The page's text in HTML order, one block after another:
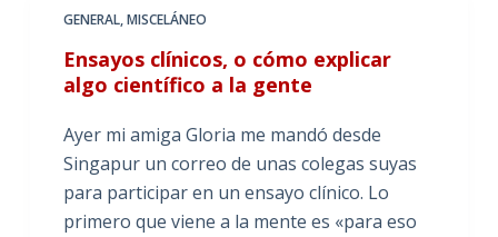
GENERAL,MISCELÁNEO
Ensayos clínicos, o cómo explicar
algo científico a la gente
Ayer mi amiga Gloria me mandó desde
Singapur un correo de unas colegas suyas
para participar en un ensayo clínico. Lo
primero que viene a la mente es «para eso